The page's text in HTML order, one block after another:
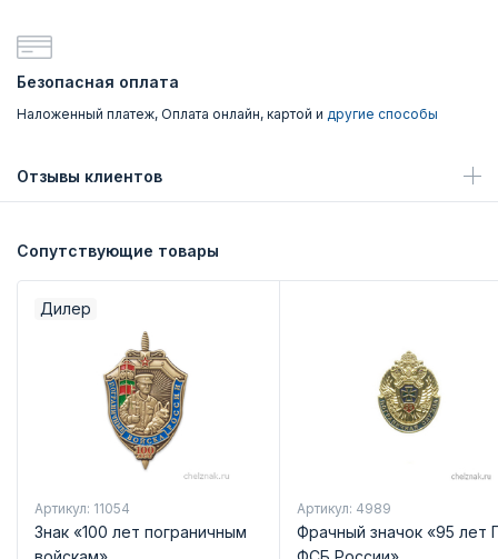
Безопасная оплата
Наложенный платеж, Оплата онлайн, картой и другие способы
Отзывы клиентов
Сопутствующие товары
Дилер
Артикул: 11054
Знак «100 лет пограничным
Артикул: 4989
Фрачный значок «95 лет